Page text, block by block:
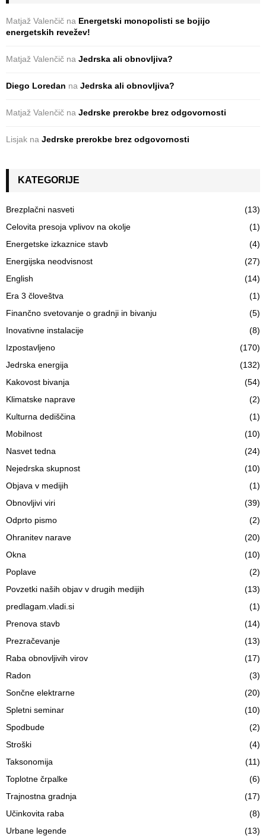
Matjaž Valenčič na Energetski monopolisti se bojijo
energetskih revežev!
Matjaž Valenčič na Jedrska ali obnovljiva?
Diego Loredan na Jedrska ali obnovljiva?
Matjaž Valenčič na Jedrske prerokbe brez odgovornosti
Lisjak na Jedrske prerokbe brez odgovornosti
KATEGORIJE
Brezplačni nasveti
(13)
Celovita presoja vplivov na okolje
(1)
Energetske izkaznice stavb
(4)
Energijska neodvisnost
(27)
English
(14)
Era 3 človeštva
(1)
Finančno svetovanje o gradnji in bivanju
(5)
Inovativne instalacije
(8)
Izpostavljeno
(170)
Jedrska energija
(132)
Kakovost bivanja
(54)
Klimatske naprave
(2)
Kulturna dediščina
(1)
Mobilnost
(10)
Nasvet tedna
(24)
Nejedrska skupnost
(10)
Objava v medijih
(1)
Obnovljivi viri
(39)
Odprto pismo
(2)
Ohranitev narave
(20)
Okna
(10)
Poplave
(2)
Povzetki naših objav v drugih medijih
(13)
predlagam.vladi.si
(1)
Prenova stavb
(14)
Prezračevanje
(13)
Raba obnovljivih virov
(17)
Radon
(3)
Sončne elektrarne
(20)
Spletni seminar
(10)
Spodbude
(2)
Stroški
(4)
Taksonomija
(11)
Toplotne črpalke
(6)
Trajnostna gradnja
(17)
Učinkovita raba
(8)
Urbane legende
(13)